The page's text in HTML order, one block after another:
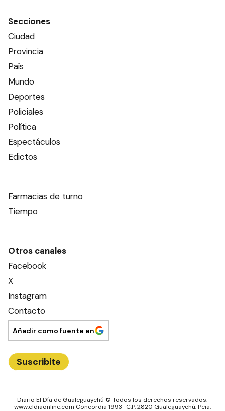
Secciones
Ciudad
Provincia
País
Mundo
Deportes
Policiales
Política
Espectáculos
Edictos
Farmacias de turno
Tiempo
Otros canales
Facebook
X
Instagram
Contacto
Añadir como fuente en
Suscribite
Diario El Día de Gualeguaychú © Todos los derechos reservados.·
www.eldiaonline.com Concordia 1993 · C.P.2820 Gualeguaychú, Pcia.